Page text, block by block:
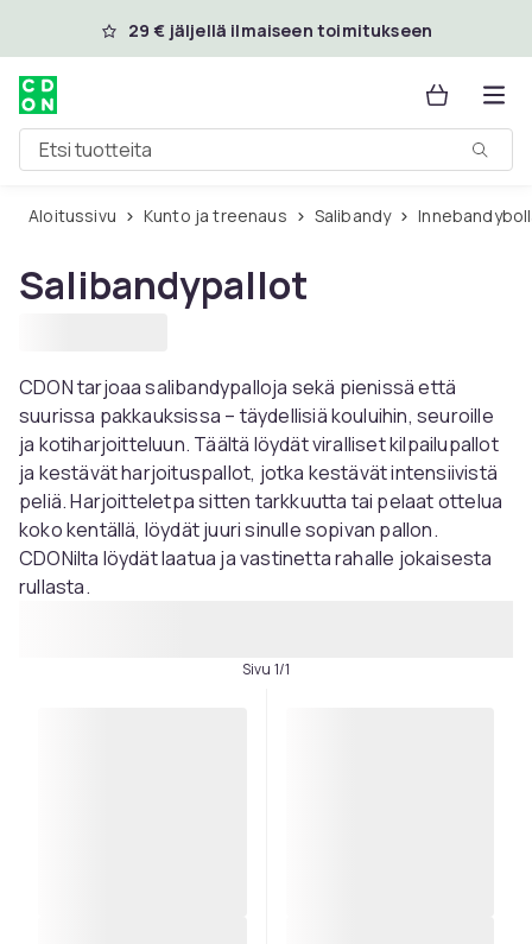
Ohita ja siirry pääsisältöön
29 € jäljellä ilmaiseen toimitukseen
Etsi tuotteita
Aloitussivu Kunto ja treenaus Salibandy
Salibandypallot
CDON tarjoaa salibandypalloja sekä pienissä että
suurissa pakkauksissa – täydellisiä kouluihin, seuroille
ja kotiharjoitteluun. Täältä löydät viralliset kilpailupallot
ja kestävät harjoituspallot, jotka kestävät intensiivistä
peliä. Harjoitteletpa sitten tarkkuutta tai pelaat ottelua
koko kentällä, löydät juuri sinulle sopivan pallon.
CDONilta löydät laatua ja vastinetta rahalle jokaisesta
rullasta.
Sivu 1/1